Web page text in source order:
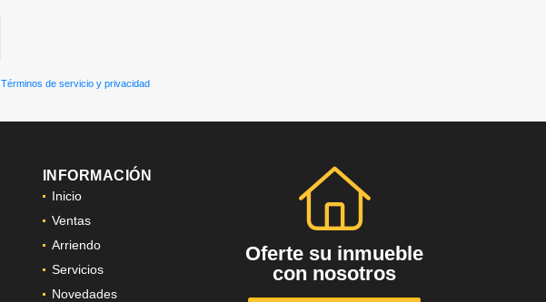
Términos de servicio y privacidad
INFORMACIÓN
Inicio
Ventas
Arriendo
Servicios
Novedades
Oferte su inmueble
con nosotros